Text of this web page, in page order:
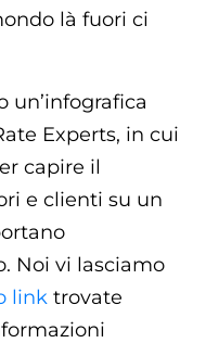
là fuori ci
un’infografica
Experts, in cui
capire il
e clienti su un
Noi vi lasciamo
link trovate